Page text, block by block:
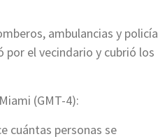
ambulancias y policía
por el vecindario y cubrió los
(GMT-4):
cuántas personas se